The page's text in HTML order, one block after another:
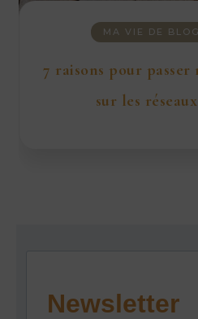
MA VIE DE
7 raisons pour passer
sur les
Newsletter